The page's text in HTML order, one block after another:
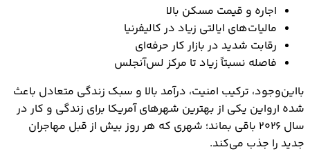
اجاره و قیمت مسکن بالا
مالیات‌های ایالتی زیاد در کالیفرنیا
رقابت شدید در بازار کار حرفه‌ای
فاصله نسبتاً زیاد تا مرکز لس‌آنجلس
بااین‌وجود، ترکیب امنیت، درآمد بالا و سبک زندگی متعادل باعث
شده ارواین یکی از بهترین شهرهای آمریکا برای زندگی و کار در
سال ۲۰۲۶ باقی بماند؛ شهری که هر روز بیش از قبل مهاجران
جدید را جذب می‌کند.